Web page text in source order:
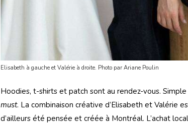
Elisabeth à gauche et Valérie à droite. Photo par Ariane Poulin
Hoodies, t-shirts et patch sont au rendez-vous.
must. La combinaison créative d’Elisabeth et Valérie
d’ailleurs été pensée et créée à Montréal. L’achat